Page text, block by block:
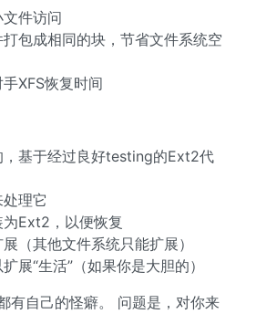
件访问
包成相同的块，节省文件系统空
XFS恢复时间
，基于经过良好testing的Ext2代
理它
Ext2，以便恢复
（其他文件系统只能扩展）
展“生活”（如果你是大胆的）
有自己的怪癖。 问题是，对你来